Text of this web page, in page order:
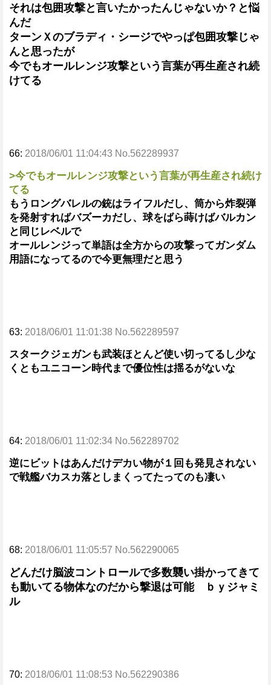
それは包囲攻撃と言いたかったんじゃないか？と悩
んだ
ターンＸのブラディ・シージでやっぱ包囲攻撃じゃ
んと思ったが
今でもオールレンジ攻撃という言葉が再生産され続
けてる
66: 2018/06/01 11:04:43 No.562289937
>今でもオールレンジ攻撃という言葉が再生産され続け
てる
もうロングバレルの銃はライフルだし、筒から炸裂弾
を発射すればバズーカだし、球をばら蒔けばバルカン
と同じレベルで
オールレンジって単語は全方からの攻撃ってガンダム
用語になってるので今更無理だと思う
63: 2018/06/01 11:01:38 No.562289597
スタークジェガンも武装ほとんど使い切ってるし少な
くともユニコーン時代まで優位性は揺るがないな
64: 2018/06/01 11:02:34 No.562289702
逆にビットはあんだけデカい物が１回も発見されない
で戦艦バカスカ落としまくってたってのも凄い
68: 2018/06/01 11:05:57 No.562290065
どんだけ脳波コントロールで多数襲い掛かってきて
も動いてる物体なのだから撃退は可能 ｂｙジャミ
ル
70: 2018/06/01 11:08:53 No.562290386